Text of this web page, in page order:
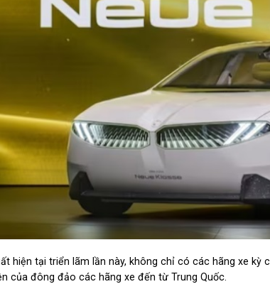
hiện tại triển lãm lần này, không chỉ có các hãng xe
của đông đảo các hãng xe đến từ Trung Quốc.